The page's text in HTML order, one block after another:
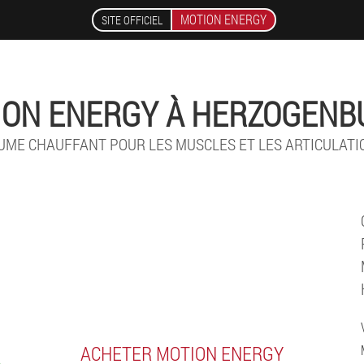
SITE OFFICIEL MOTION ENERGY
ENERGY À
CHAUFFANT POUR LES MUSCLES ET LES
ACHETER MOTION ENERGY